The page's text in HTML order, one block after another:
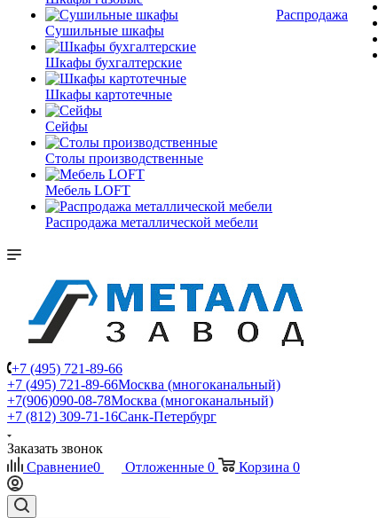
Сушильные шкафы
Шкафы бухгалтерские
Шкафы картотечные
Сейфы
Столы производственные
Мебель LOFT
Распродажа металлической мебели
Распродажа
+7 (495) 721-89-66
+7 (495) 721-89-66Москва (многоканальный)
+7(906)090-08-78Москва (многоканальный)
+7 (812) 309-71-16Санк-Петербург
Заказать звонок
Сравнение0 Отложенные 0 Корзина 0